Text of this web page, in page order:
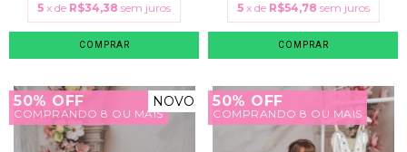
5 x de R$34,38 sem juros
COMPRAR
5 x de R$54,78 sem juros
COMPRAR
50% OFF
COMPRANDO 8 OU MAIS
NOVO 50% OFF
COMPRANDO 8 OU MAIS